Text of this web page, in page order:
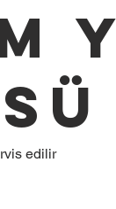
edilir